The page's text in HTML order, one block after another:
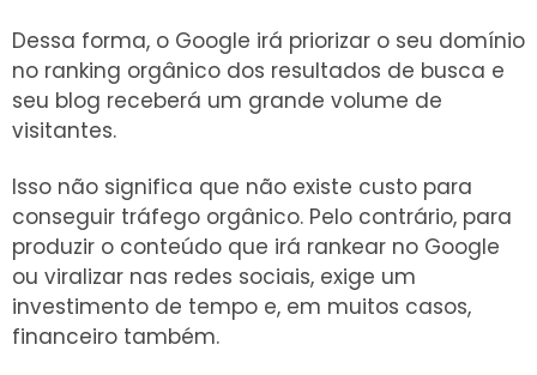
Dessa forma, o Google irá priorizar o seu domínio
no ranking orgânico dos resultados de busca e
seu blog receberá um grande volume de
visitantes.
Isso não significa que não existe custo para
conseguir tráfego orgânico. Pelo contrário, para
produzir o conteúdo que irá rankear no Google
ou viralizar nas redes sociais, exige um
investimento de tempo e, em muitos casos,
financeiro também.